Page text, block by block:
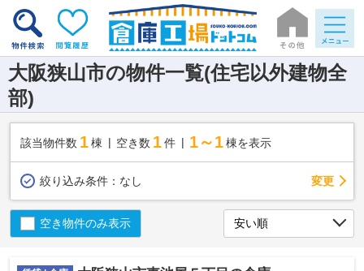
大阪狭山市の物件一覧(住宅以外建物全
部)
該当物件数 1棟 空き数 1 件 1～1 棟を表示
絞り込み条件： なし 変更
空き物件のみ表示